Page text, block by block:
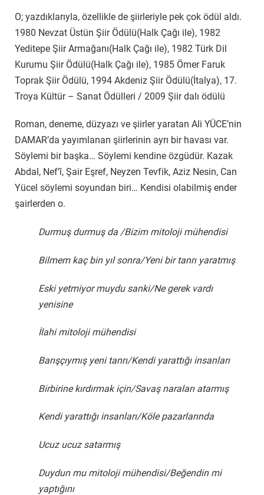
O; yazdıklarıyla, özellikle de şiirleriyle pek çok ödül aldı.
1980 Nevzat Üstün Şiir Ödülü(Halk Çağı ile), 1982
Yeditepe Şiir Armağanı(Halk Çağı ile), 1982 Türk Dil
Kurumu Şiir Ödülü(Halk Çağı ile), 1985 Ömer Faruk
Toprak Şiir Ödülü, 1994 Akdeniz Şiir Ödülü(İtalya), 17.
Troya Kültür – Sanat Ödülleri / 2009 Şiir dalı ödülü
Roman, deneme, düzyazı ve şiirler yaratan Ali YÜCE’nin
DAMAR’da yayımlanan şiirlerinin ayrı bir havası var.
Söylemi bir başka… Söylemi kendine özgüdür. Kazak
Abdal, Nef’î, Şair Eşref, Neyzen Tevfik, Aziz Nesin, Can
Yücel söylemi soyundan biri… Kendisi olabilmiş ender
şairlerden o.
Durmuş durmuş da /Bizim mitoloji mühendisi
Bilmem kaç bin yıl sonra/Yeni bir tanrı yaratmış
Eski yetmiyor muydu sanki/Ne gerek vardı
yenisine
İlahi mitoloji mühendisi
Barışçıymış yeni tanrı/Kendi yarattığı insanları
Birbirine kırdırmak için/Savaş naraları atarmış
Kendi yarattığı insanları/Köle pazarlarında
Ucuz ucuz satarmış
Duydun mu mitoloji mühendisi/Beğendin mi
yaptığını